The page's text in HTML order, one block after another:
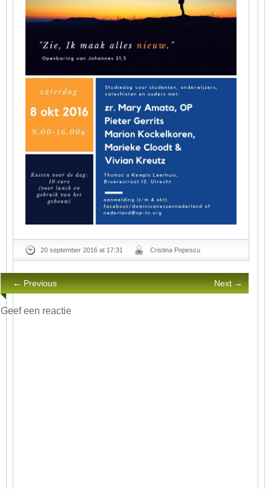
20 september 2016 at 17:31 Cristina Popescu
← Previous Next →
Geef een reactie